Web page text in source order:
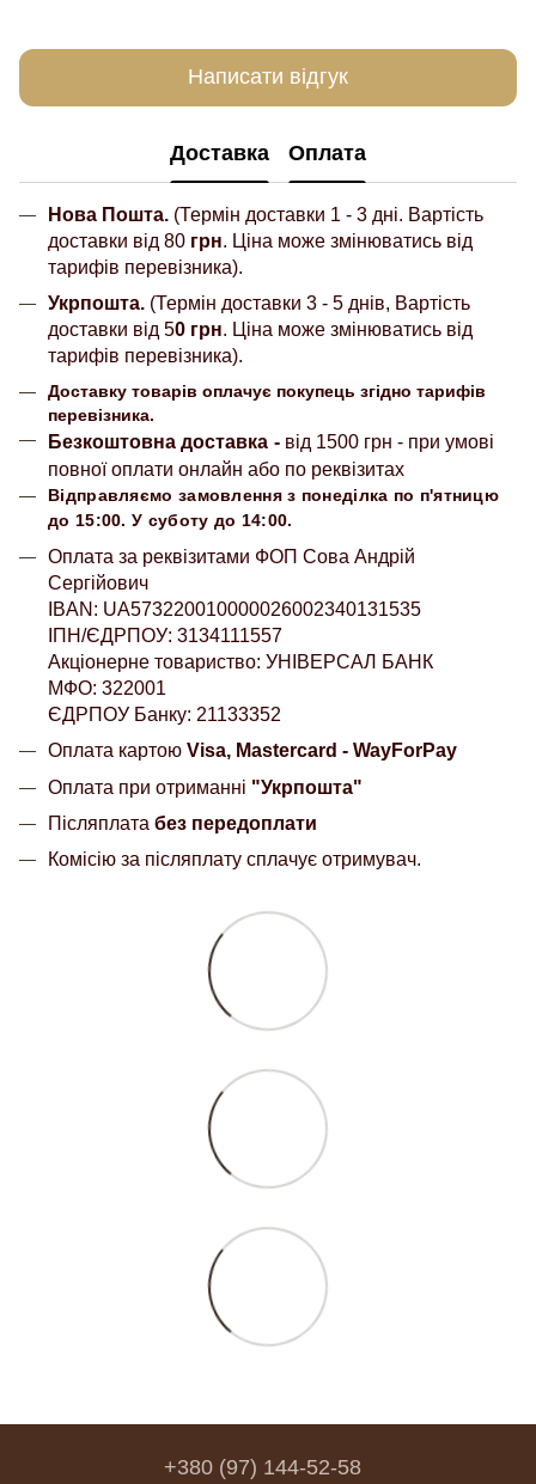
Написати відгук
Доставка Оплата
Нова Пошта. (Термін доставки 1 - 3 дні. Вартість
доставки від 80 грн. Ціна може змінюватись від
тарифів перевізника).
Укрпошта. (Термін доставки 3 - 5 днів, Вартість
доставки від 50 грн. Ціна може змінюватись від
тарифів перевізника).
Доставку товарів оплачує покупець згідно тарифів
перевізника.
Безкоштовна доставка - від 1500 грн - при умові
повної оплати онлайн або по реквізитах
Відправляємо замовлення з понеділка по п'ятницю
до 15:00. У суботу до 14:00.
Оплата за реквізитами ФОП Сова Андрій
Сергійович
IBAN: UA573220010000026002340131535
ІПН/ЄДРПОУ: 3134111557
Акціонерне товариство: УНІВЕРСАЛ БАНК
МФО: 322001
ЄДРПОУ Банку: 21133352
Оплата картою Visa, Mastercard - WayForPay
Оплата при отриманні "Укрпошта"
Післяплата без передоплати
Комісію за післяплату сплачує отримувач.
+380 (97) 144-52-58